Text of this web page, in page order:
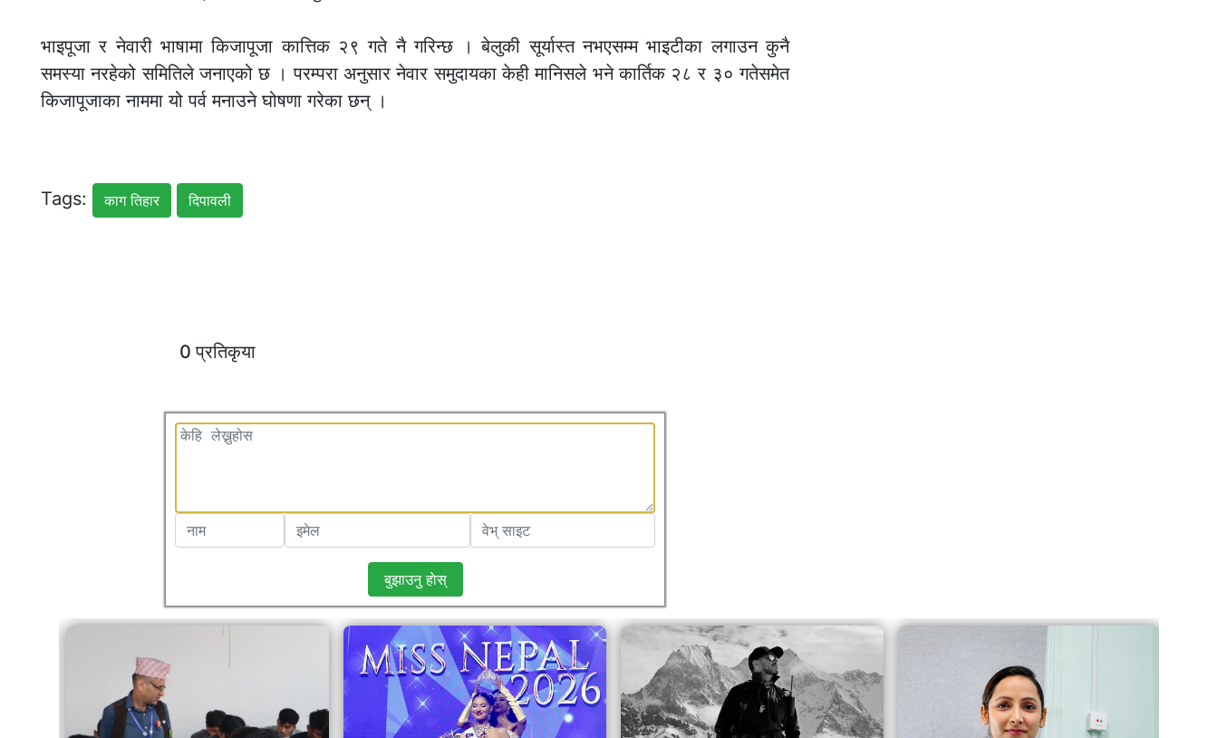
भाइपूजा र नेवारी भाषामा किजापूजा कात्तिक २९ गते नै गरिन्छ । बेलुकी सूर्यास्त नभएसम्म भाइटीका लगाउन कुनै
समस्या नरहेको समितिले जनाएको छ । परम्परा अनुसार नेवार समुदायका केही मानिसले भने कार्तिक २८ र ३० गतेसमेत
किजापूजाका नाममा यो पर्व मनाउने घोषणा गरेका छन् ।
Tags: काग तिहार दिपावली
0 प्रतिकृया
बुझाउनु हाेस्